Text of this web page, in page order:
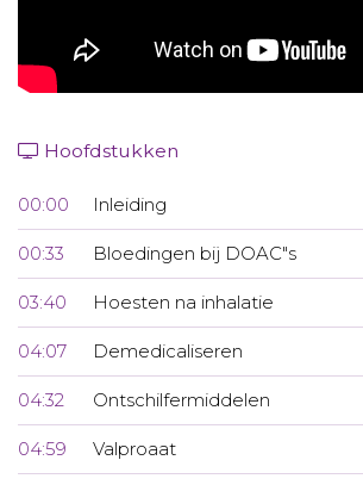
Hoofdstukken
00:00 Inleiding
00:33 Bloedingen bij DOAC"s
03:40 Hoesten na inhalatie
04:07 Demedicaliseren
04:32 Ontschilfermiddelen
04:59 Valproaat